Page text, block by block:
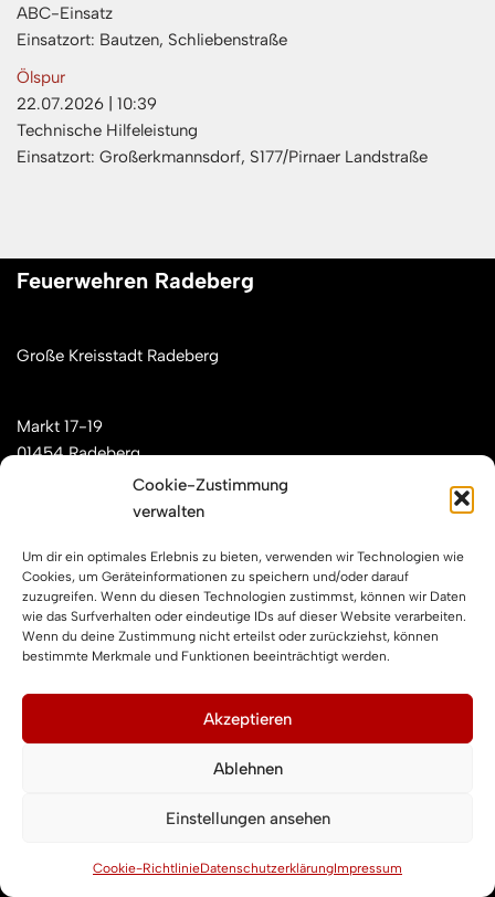
Cookie-Zustimmung
verwalten
Um dir ein optimales Erlebnis zu bieten, verwenden wir Technologien wie
Cookies, um Geräteinformationen zu speichern und/oder darauf
zuzugreifen. Wenn du diesen Technologien zustimmst, können wir Daten
wie das Surfverhalten oder eindeutige IDs auf dieser Website verarbeiten.
Wenn du deine Zustimmung nicht erteilst oder zurückziehst, können
bestimmte Merkmale und Funktionen beeinträchtigt werden.
Akzeptieren
Ablehnen
Einstellungen ansehen
Cookie-RichtlinieDatenschutzerklärungImpressum
ABC-Einsatz
Einsatzort: Bautzen, Schliebenstraße
Ölspur
22.07.2026
10:39
Technische Hilfeleistung
Einsatzort: Großerkmannsdorf, S177/Pirnaer Landstraße
Feuerwehren Radeberg
Große Kreisstadt Radeberg
Markt 17-19
01454 Radeberg
Mail: kontakt[at]feuerwehren-radeberg.de
Feuerwehren Radeberg im Internet
Facebook Instagram YouTube
Impressum und Datenschutz
Datenschutzerklärung
Neve| Präsentiert vonWordPress